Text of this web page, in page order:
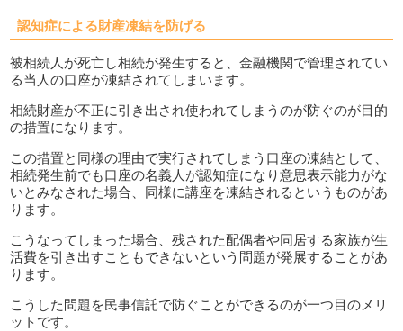
認知症による財産凍結を防げる
被相続人が死亡し相続が発生すると、金融機関で管理されてい
る当人の口座が凍結されてしまいます。
相続財産が不正に引き出され使われてしまうのが防ぐのが目的
の措置になります。
この措置と同様の理由で実行されてしまう口座の凍結として、
相続発生前でも口座の名義人が認知症になり意思表示能力がな
いとみなされた場合、同様に講座を凍結されるというものがあ
ります。
こうなってしまった場合、残された配偶者や同居する家族が生
活費を引き出すこともできないという問題が発展することがあ
ります。
こうした問題を民事信託で防ぐことができるのが一つ目のメリ
ットです。